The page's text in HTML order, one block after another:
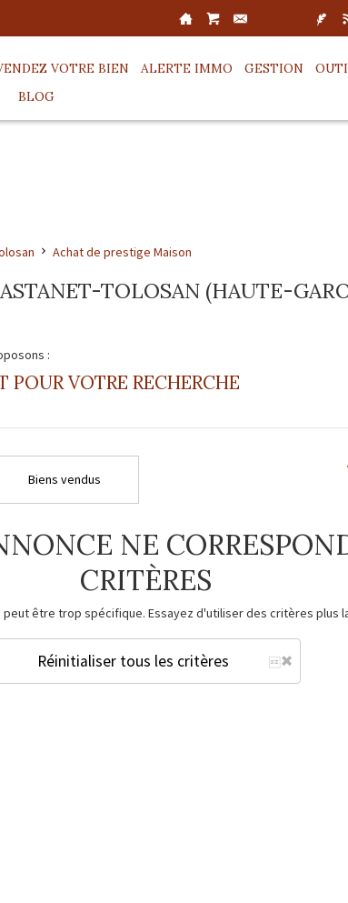
VOTRE BIEN ALERTE IMMO GESTION
BLOG
Achat de prestige Maison
TOLOSAN (HAUTE-
:
POUR VOTRE RECHERCHE
Biens vendus
NE
CRITÈRES
être trop spécifique. Essayez d'utiliser des critères plus
Réinitialiser tous les critères